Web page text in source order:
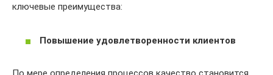
ключевые преимущества:
Повышение удовлетворенности клиентов